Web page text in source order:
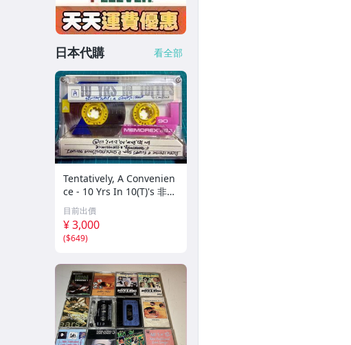
日本代購 看全部
Tentatively, A Convenien
ce - 10 Yrs In 10(T)'s 非音
楽 ノイズ アヴァンギャ
ルド
目前出價
¥ 3,000
($649)